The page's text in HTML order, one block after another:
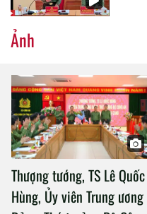
Ảnh
Thượng tướng, TS Lê Quốc
Hùng, Ủy viên Trung ương